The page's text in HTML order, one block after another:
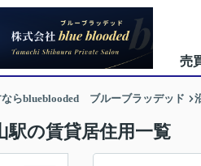
売
らblueblooded ブルーブラッデッド
駅の賃貸居住用一覧